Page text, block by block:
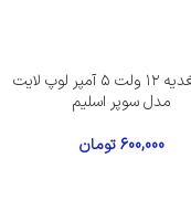
منبع تغدیه ۱۲ ولت ۵ آمپر لوپ لایت
مدل سوپر اسلیم
600,000 تومان